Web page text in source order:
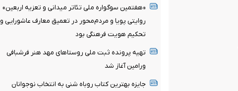
«هفتمین سوگواره ملی تئاتر میدانی و تعزیه اربعین»
روایتی پویا و مردم‌محور در تعمیق معارف عاشورایی و
تحکیم هویت فرهنگی بود
تهیه پرونده ثبت ملی روستاهای مهد هنر فرشبافی
ورامین آغاز شد
جایزه بهترین کتاب روباه شنی به انتخاب نوجوانان